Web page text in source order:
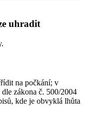
uhradit
na počkání; v
zákona č. 500/2004
kde je obvyklá lhůta